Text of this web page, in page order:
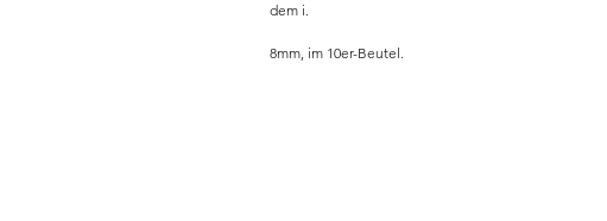
dem i.
8mm, im 10er-Beutel.